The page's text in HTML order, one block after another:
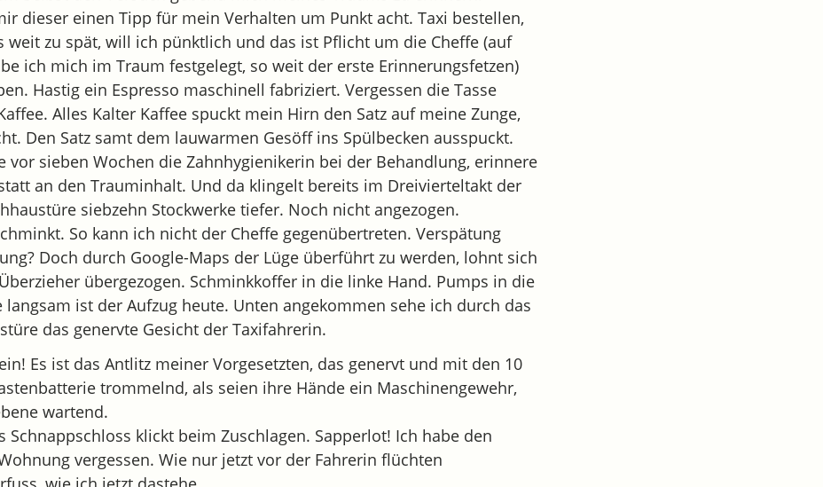
dieser einen Tipp für mein Verhalten um Punkt acht. Taxi bestellen,
weit zu spät, will ich pünktlich und das ist Pflicht um die Cheffe (auf
ich mich im Traum festgelegt, so weit der erste Erinnerungsfetzen)
Hastig ein Espresso maschinell fabriziert. Vergessen die Tasse
Alles Kalter Kaffee spuckt mein Hirn den Satz auf meine Zunge,
Den Satz samt dem lauwarmen Gesöff ins Spülbecken ausspuckt.
vor sieben Wochen die Zahnhygienikerin bei der Behandlung, erinnere
an den Trauminhalt. Und da klingelt bereits im Dreivierteltakt der
siebzehn Stockwerke tiefer. Noch nicht angezogen.
So kann ich nicht der Cheffe gegenübertreten. Verspätung
Doch durch Google-Maps der Lüge überführt zu werden, lohnt sich
übergezogen. Schminkkoffer in die linke Hand. Pumps in die
ist der Aufzug heute. Unten angekommen sehe ich durch das
das genervte Gesicht der Taxifahrerin.
Es ist das Antlitz meiner Vorgesetzten, das genervt und mit den 10
trommelnd, als seien ihre Hände ein Maschinengewehr,
wartend.
Schnappschloss klickt beim Zuschlagen. Sapperlot! Ich habe den
vergessen. Wie nur jetzt vor der Fahrerin flüchten